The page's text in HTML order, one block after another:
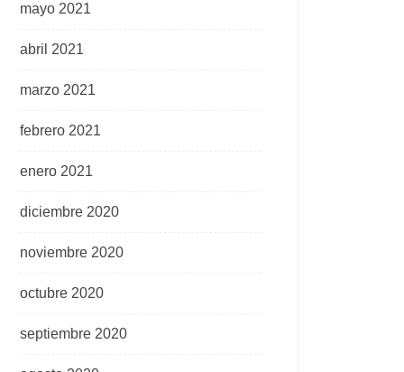
mayo 2021
abril 2021
marzo 2021
febrero 2021
enero 2021
diciembre 2020
noviembre 2020
octubre 2020
septiembre 2020